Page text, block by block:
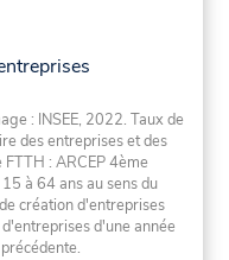
: INSEE, 2022. Taux de
des entreprises et des
: ARCEP 4ème
à 64 ans au sens du
création d'entreprises
d'une année